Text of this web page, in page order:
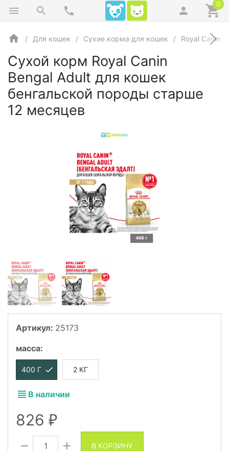
0
Для кошек Сухие корма для кошек Royal Canin
Сухой корм Royal Canin
Bengal Adult для кошек
бенгальской породы старше
12 месяцев
Артикул: 25173
масса:
400 Г 2 КГ
В наличии
826 ₽
В КОРЗИНУ